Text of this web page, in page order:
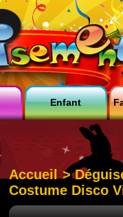
Enfant
Accueil >
Costume Disco